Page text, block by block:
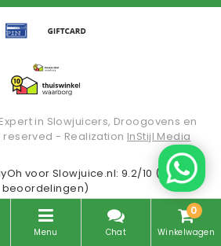
in Slowjuicers, Droogovens en
- Realization InStijl Media
Menu Chat
0
Winkelwagen
voor Slowjuice.nl: 9.2/10 (2935
beoordelingen)